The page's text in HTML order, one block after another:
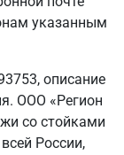
указанным
описание
ООО «Регион
со стойками
России,